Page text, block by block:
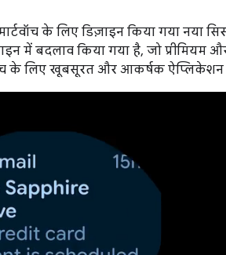
के लिए डिज़ाइन किया गया नया
में बदलाव किया गया है, जो प्रीमियम
के लिए खूबसूरत और आकर्षक